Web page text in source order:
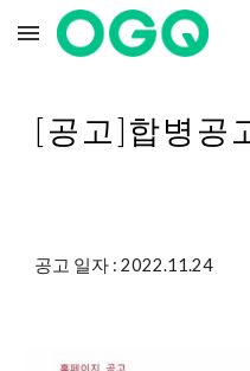
Skip to main content
[공고]합병공
공고 일자 : 2022.11.24